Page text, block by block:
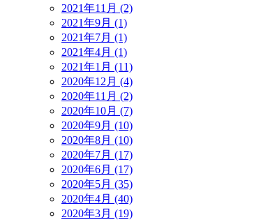
2021年11月 (2)
2021年9月 (1)
2021年7月 (1)
2021年4月 (1)
2021年1月 (11)
2020年12月 (4)
2020年11月 (2)
2020年10月 (7)
2020年9月 (10)
2020年8月 (10)
2020年7月 (17)
2020年6月 (17)
2020年5月 (35)
2020年4月 (40)
2020年3月 (19)